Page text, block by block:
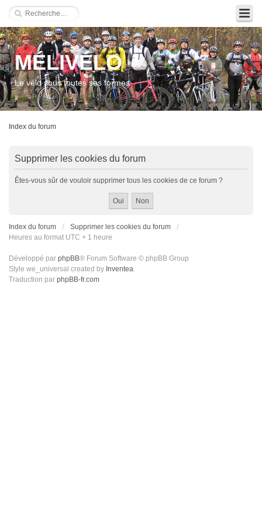
MÉLIVÉLO
Le vélo sous toutes ses formes
Index du forum
Supprimer les cookies du forum
Êtes-vous sûr de vouloir supprimer tous les cookies de ce forum ?
Index du forum
Supprimer les cookies du forum
Heures au format UTC + 1 heure
Développé par phpBB® Forum Software © phpBB Group
Style we_universal created by Inventea.
Traduction par phpBB-fr.com